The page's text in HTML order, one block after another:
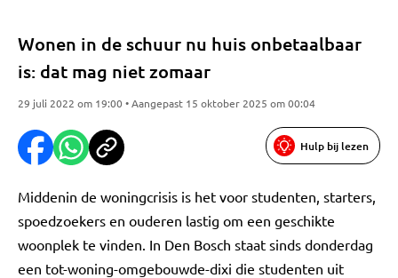
Wonen in de schuur nu huis onbetaalbaar
is: dat mag niet zomaar
29 juli 2022 om 19:00 • Aangepast 15 oktober 2025 om 00:04
Hulp bij lezen
Middenin de woningcrisis is het voor studenten, starters,
spoedzoekers en ouderen lastig om een geschikte
woonplek te vinden. In Den Bosch staat sinds donderdag
een tot-woning-omgebouwde-dixi die studenten uit